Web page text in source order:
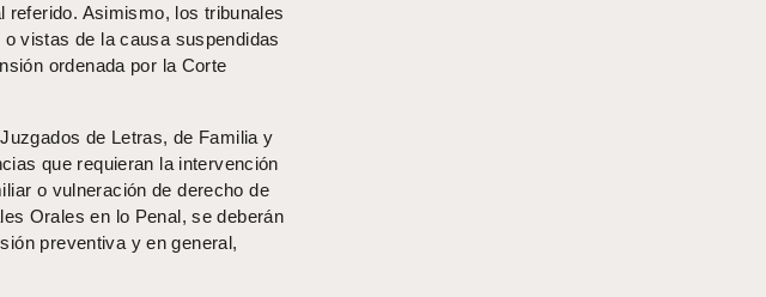
referido. Asimismo, los tribunales
vistas de la causa suspendidas
ordenada por la Corte
de Letras, de Familia y
que requieran la intervención
o vulneración de derecho de
Orales en lo Penal, se deberán
preventiva y en general,